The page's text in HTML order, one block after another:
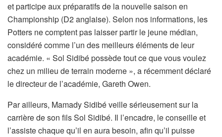
et participe aux préparatifs de la nouvelle saison en
Championship (D2 anglaise). Selon nos informations, les
Potters ne comptent pas laisser partir le jeune médian,
considéré comme l’un des meilleurs éléments de leur
académie. « Sol Sidibé possède tout ce que vous voulez
chez un milieu de terrain moderne », a récemment déclaré
le directeur de l’académie, Gareth Owen.
Par ailleurs, Mamady Sidibé veille sérieusement sur la
carrière de son fils Sol Sidibé. Il l’encadre, le conseille et
l’assiste chaque qu’il en aura besoin, afin qu’il puisse